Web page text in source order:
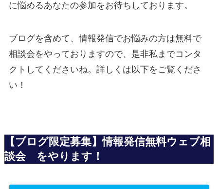
に悩めるあなたの参加をお待ちしております。
ブログを含めて、情報発信でお悩みの方は無料で
相談会をやっておりますので、是非私までコンタ
クトしてくださいね。詳しくは以下をご覧くださ
い！
【ブログ限定募集】情報発信無料ウェブ相
談会 をやります！